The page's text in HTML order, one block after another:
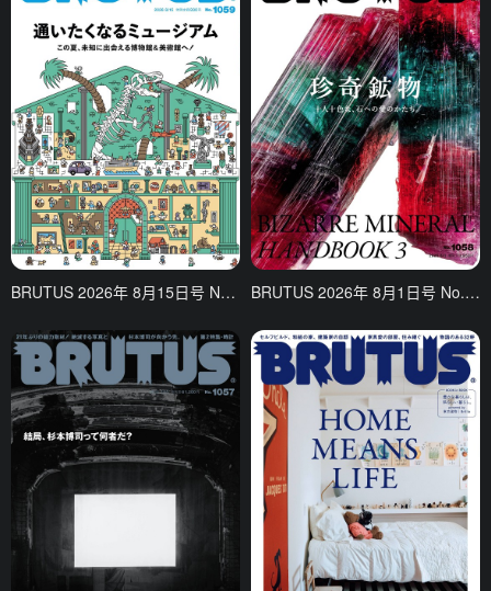
BRUTUS 2026年 8月15日号 No.1059 [让人想一再造访的博物馆] BRUTUS 2026年 8月1日号 No.1058 [珍奇矿物，对石头的爱各有各的形式。]